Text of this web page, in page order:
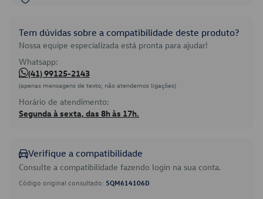
Tem dúvidas sobre a compatibilidade deste produto?
Nossa equipe especializada está pronta para ajudar!
Whatsapp:
(41) 99125-2143
(apenas mensagens de texto, não atendemos ligações)
Horário de atendimento:
Segunda à sexta, das 8h às 17h.
Verifique a compatibilidade
Consulte a compatibilidade fazendo login na sua conta.
Código original consultado: 5QM614106D